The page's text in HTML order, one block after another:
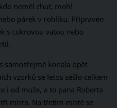
neměl chuť, mohl
párek v rohlíku. Připraven
s cukrovou vatou nebo
samozřejmě konala opět
vzorků se letos sešlo celkem
i od muže, a to pana Roberta
místa. Na třetím místě se